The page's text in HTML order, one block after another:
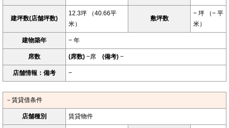
建坪数(店舗坪数)
12.3坪 （40.66平
米）
敷坪数
− 坪 （− 平
米）
建物築年 − 年
席数 (席数) −席 (備考) −
店舗情報：備考 −
－賃貸借条件
店舗種別 賃貸物件